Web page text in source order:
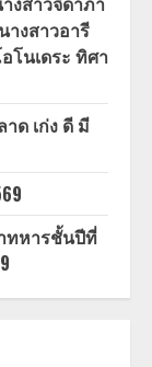
างสาวอารี
โนเดระ ทิศา
าด เก่ง ดี มี
ทหารชั้นปีที่